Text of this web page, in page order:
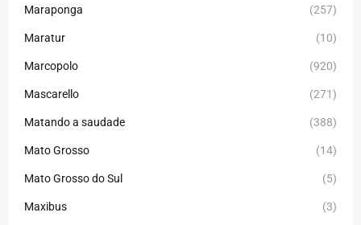
Maraponga (257)
Maratur (10)
Marcopolo (920)
Mascarello (271)
Matando a saudade (388)
Mato Grosso (14)
Mato Grosso do Sul (5)
Maxibus (3)